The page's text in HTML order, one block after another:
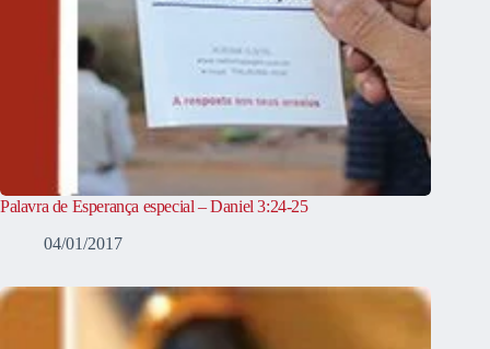
Palavra de Esperança especial – Daniel 3:24-25
04/01/2017